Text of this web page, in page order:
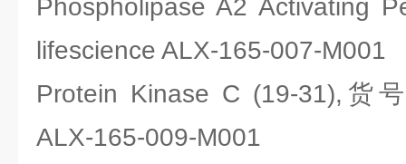
Phospholipase A2 Activating
lifescience ALX-165-007-M001
Protein Kinase C (19-31),货
ALX-165-009-M001